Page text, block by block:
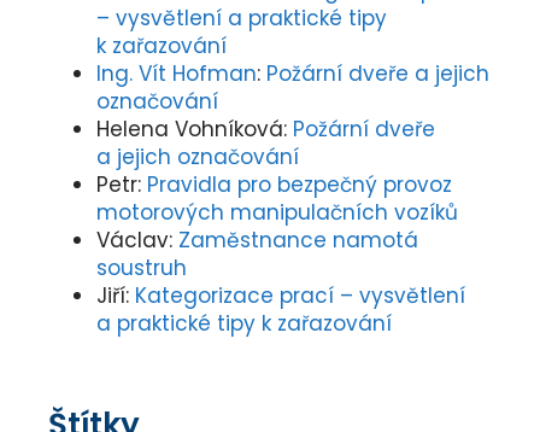
– vysvětlení a praktické tipy
k zařazování
Ing. Vít Hofman: Požární dveře a jejich
označování
Helena Vohníková: Požární dveře
a jejich označování
Petr: Pravidla pro bezpečný provoz
motorových manipulačních vozíků
Václav: Zaměstnance namotá
soustruh
Jiří: Kategorizace prací – vysvětlení
a praktické tipy k zařazování